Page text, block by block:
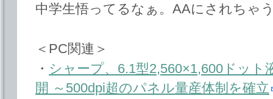
中学生悟ってるなぁ。AAにされちゃ
＜PC関連＞
・ シャープ、6.1型2,560×1,600ドット
開 ～500dpi超のパネル量産体制を確立